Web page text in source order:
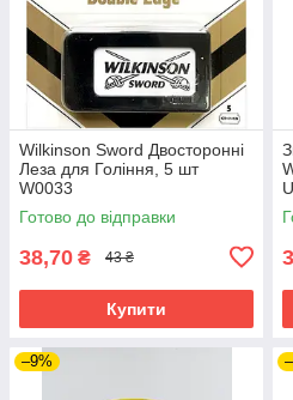
Wilkinson Sword Двосторонні
Леза для Гоління, 5 шт
W0033
Готово до відправки
38,70 ₴ 43 ₴
Купити
–9%